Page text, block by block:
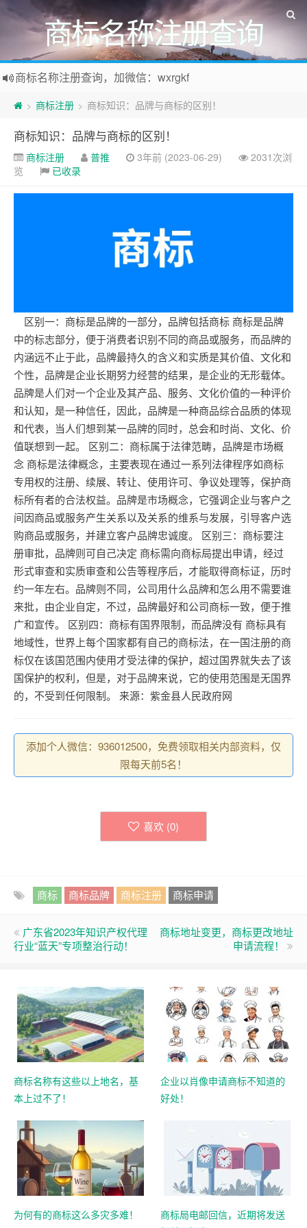
商标名称注册查询
商标名称注册查询，加微信：wxrgkf
商标注册和购买，加微信：wxrgkf
> 商标注册 > 商标知识：品牌与商标的区别！
商标知识：品牌与商标的区别！
商标注册 普推 3年前 (2023-06-29)
2031次浏
览
已收录
区别一：商标是品牌的一部分，品牌包括商标 商标是品牌
中的标志部分，便于消费者识别不同的商品或服务，而品牌的
内涵远不止于此，品牌最持久的含义和实质是其价值、文化和
个性，品牌是企业长期努力经营的结果，是企业的无形载体。
品牌是人们对一个企业及其产品、服务、文化价值的一种评价
和认知，是一种信任，因此，品牌是一种商品综合品质的体现
和代表，当人们想到某一品牌的同时，总会和时尚、文化、价
值联想到一起。 区别二：商标属于法律范畴，品牌是市场概
念 商标是法律概念，主要表现在通过一系列法律程序如商标
专用权的注册、续展、转让、使用许可、争议处理等，保护商
标所有者的合法权益。品牌是市场概念，它强调企业与客户之
间因商品或服务产生关系以及关系的维系与发展，引导客户选
购商品或服务，并建立客户品牌忠诚度。 区别三：商标要注
册审批，品牌则可自己决定 商标需向商标局提出申请，经过
形式审查和实质审查和公告等程序后，才能取得商标证，历时
约一年左右。品牌则不同，公司用什么品牌和怎么用不需要谁
来批，由企业自定，不过，品牌最好和公司商标一致，便于推
广和宣传。 区别四：商标有国界限制，而品牌没有 商标具有
地域性，世界上每个国家都有自己的商标法，在一国注册的商
标仅在该国范围内使用才受法律的保护，超过国界就失去了该
国保护的权利，但是，对于品牌来说，它的使用范围是无国界
的，不受到任何限制。 来源：紫金县人民政府网
添加个人微信：936012500，免费领取相关内部资料，仅
限每天前5名！
喜欢 (0)
商标 商标品牌 商标注册 商标申请
广东省2023年知识产权代理
行业“蓝天”专项整治行动！
商标地址变更，商标更改地址
申请流程！
商标名称有这些以上地名，基
本上过不了！
企业以肖像申请商标不知道的
好处！
为何有的商标这么多灾多难！
商标局电邮回信，近期将发送